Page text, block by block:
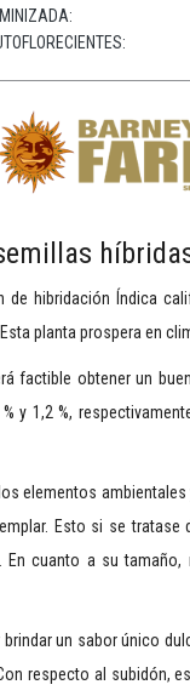
de hibridación Índica
planta prospera en
factible obtener un
y 1,2 %,
elementos
Esto si se
cuanto a su
un sabor único
respecto al subidón,